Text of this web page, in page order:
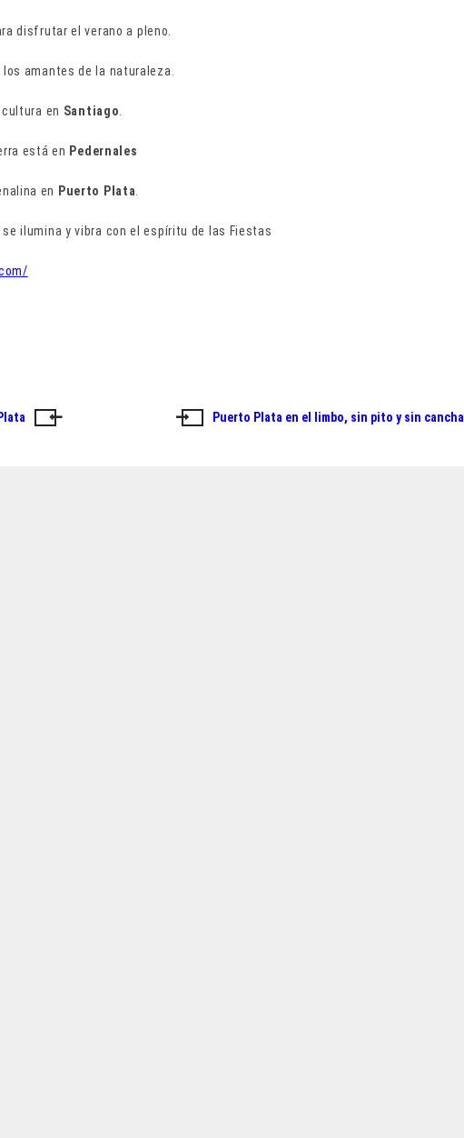
disfrutar el verano a pleno.
los amantes de la naturaleza.
en Santiago
está en Pedernales
en Puerto Plata
se ilumina y vibra con el espíritu de las Fiestas
Puerto Plata en el limbo, sin pito y sin cancha